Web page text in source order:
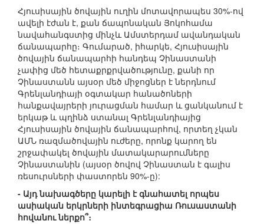
Հյուսիսային ծովային ուղին մոտավորապես 30%-ով
ավելի էժան է, քան ճապոնական Յոկոհամա
նավահանգստից մինչև Ամստերդամ ավանդական
ճանապարհը։ Գումարած, իհարկե, Հյուսիսային
ծովային ճանապարհի հանդեպ Չինաստանի
չափից մեծ հետաքրքրվածությունը, քանի որ
Չինաստանն այսօր մեծ միջոցներ է ներդնում
Գրենլանդիայի օգտակար հանածոների
հանքավայրերի յուրացման համար և ցանկանում է
երկաթ և պղինձ ստանալ Գրենլանդիայից
Հյուսիսային ծովային ճանապարհով, որտեղ չկան
ԱՄՆ ռազմածովային ուժերը, որոնք կարող են
շրջափակել ծովային մատակարարումները
Չինաստանին (այսօր ծովով Չինաստան է գալիս
ռեսուրսների փաստորեն 90%-ը):
- Այդ նախագծերը կարելի է գնահատել որպես
ասիական երկրների ինտեգրացիա Ռուսաստանի
հովանու ներքո՞։